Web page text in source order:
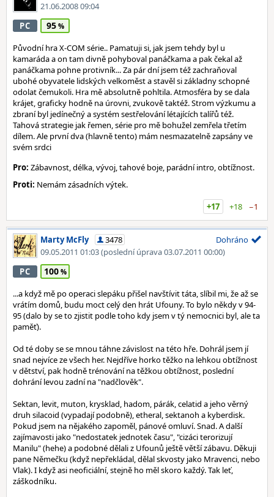
21.06.2008 09:04
PC 95
Původní hra X-COM série.. Pamatuji si, jak jsem tehdy byl u
kamaráda a on tam divně pohyboval panáčkama a pak čekal až
panáčkama pohne protivník... Za pár dní jsem též zachraňoval
ubohé obyvatele lidských velkoměst a stavěl si základny schopné
odolat čemukoli. Hra mě absolutně pohltila. Atmosféra by se dala
krájet, graficky hodně na úrovni, zvukově taktéž. Strom výzkumu a
zbraní byl jedínečný a systém sestřelování létajících talířů též.
Tahová strategie jak řemen, série pro mě bohužel zemřela třetím
dílem. Ale první dva (hlavně tento) mám nesmazatelně zapsány ve
svém srdci
Pro: Zábavnost, délka, vývoj, tahové boje, parádní intro, obtížnost.
Proti: Nemám zásadních výtek.
+17
+18 −1
Marty McFly
3478
09.05.2011 01:03(poslední úprava 03.07.2011 00:00)
Dohráno
PC 100
...a když mě po operaci slepáku přišel navštívit táta, slíbil mi, že až se
vrátím domů, budu moct celý den hrát Ufouny. To bylo někdy v 94-
95 (dalo by se to zjistit podle toho kdy jsem v tý nemocnici byl, ale ta
paměť).
Od té doby se se mnou táhne závislost na této hře. Dohrál jsem jí
snad nejvíce ze všech her. Nejdříve horko těžko na lehkou obtížnost
v dětství, pak hodně trénování na těžkou obtížnost, poslední
dohrání levou zadní na "nadčlověk".
Sektan, levit, muton, krysklad, hadom, párák, celatid a jeho věrný
druh silacoid (vypadají podobně), etheral, sektanoh a kyberdisk.
Pokud jsem na nějakého zapoměl, pánové omluví. Snad. A další
zajímavosti jako "nedostatek jednotek času", "cizáci terorizují
Manilu" (hehe) a podobné dělali z Ufounů ještě větší zábavu. Děkuji
pane Němečku (když nepřekládal, dělal skvosty jako Mravenci, nebo
Vlak). I když asi neoficiální, stejně ho měl skoro každý. Tak leť,
záškodníku.